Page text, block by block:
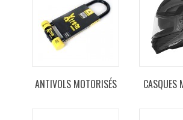
ANTIVOLS MOTORISÉS CASQUES